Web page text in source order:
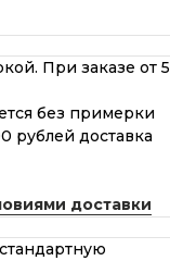
При заказе от 5
без примерки
рублей доставка
доставки